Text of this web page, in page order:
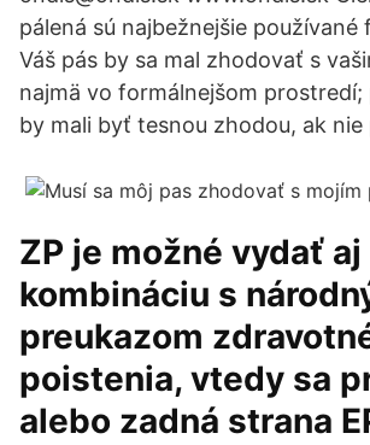
pálená sú najbežnejšie používané
Váš pás by sa mal zhodovať s
najmä vo formálnejšom prostredí;
by mali byť tesnou zhodou, ak nie
ZP je možné vydať aj
kombináciu s
preukazom
poistenia, vtedy sa
alebo zadná strana